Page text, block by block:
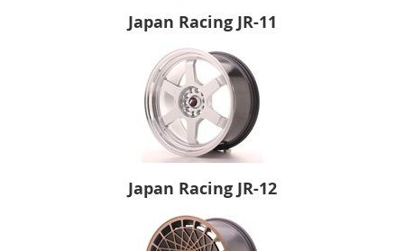
Japan Racing JR-11
Japan Racing JR-12